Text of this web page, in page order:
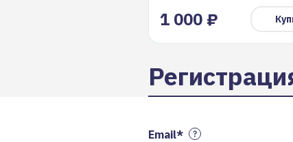
1 000 ₽
Email*